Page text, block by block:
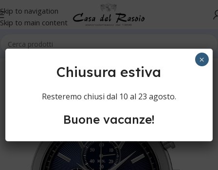
Skip to navigation
Skip to main content
Chiusura estiva
Resteremo chiusi dal 10 al 23 agosto.
Buone vacanze!
×